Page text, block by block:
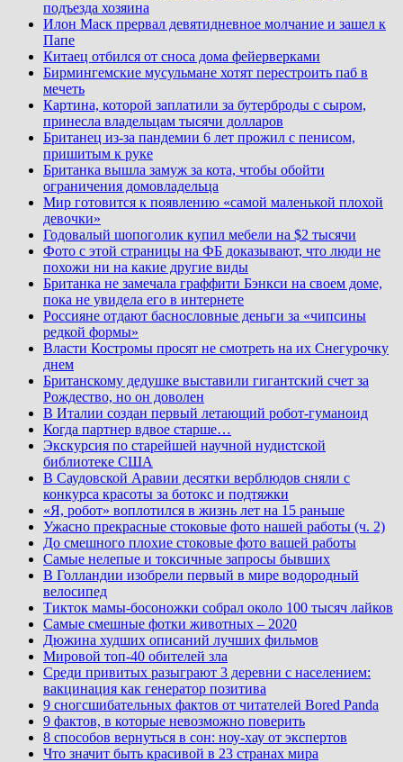
подъезда хозяина
Илон Маск прервал девятидневное молчание и зашел к
Папе
Китаец отбился от сноса дома фейерверками
Бирмингемские мусульмане хотят перестроить паб в
мечеть
Картина, которой заплатили за бутерброды с сыром,
принесла владельцам тысячи долларов
Британец из-за пандемии 6 лет прожил с пенисом,
пришитым к руке
Британка вышла замуж за кота, чтобы обойти
ограничения домовладельца
Мир готовится к появлению «самой маленькой плохой
девочки»
Годовалый шопоголик купил мебели на $2 тысячи
Фото с этой страницы на ФБ доказывают, что люди не
похожи ни на какие другие виды
Британка не замечала граффити Бэнкси на своем доме,
пока не увидела его в интернете
Россияне отдают баснословные деньги за «чипсины
редкой формы»
Власти Костромы просят не смотреть на их Снегурочку
днем
Британскому дедушке выставили гигантский счет за
Рождество, но он доволен
В Италии создан первый летающий робот-гуманоид
Когда партнер вдвое старше…
Экскурсия по старейшей научной нудистской
библиотеке США
В Саудовской Аравии десятки верблюдов сняли с
конкурса красоты за ботокс и подтяжки
«Я, робот» воплотился в жизнь лет на 15 раньше
Ужасно прекрасные стоковые фото нашей работы (ч. 2)
До смешного плохие стоковые фото вашей работы
Самые нелепые и токсичные запросы бывших
В Голландии изобрели первый в мире водородный
велосипед
Тикток мамы-босоножки собрал около 100 тысяч лайков
Самые смешные фотки животных – 2020
Дюжина худших описаний лучших фильмов
Мировой топ-40 обителей зла
Среди привитых разыграют 3 деревни с населением:
вакцинация как генератор позитива
9 сногсшибательных фактов от читателей Bored Panda
9 фактов, в которые невозможно поверить
8 способов вернуться в сон: ноу-хау от экспертов
Что значит быть красивой в 23 странах мира